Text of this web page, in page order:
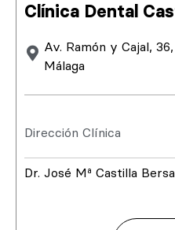
Clínica Dental
Av. Ramón y Cajal,
Málaga
Dirección Clínica
Dr. José Mª Castilla